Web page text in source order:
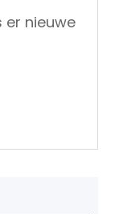
er nieuwe